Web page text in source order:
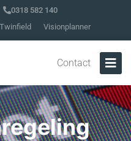
0318 582 140
Twinfield Visionplanner
Contact